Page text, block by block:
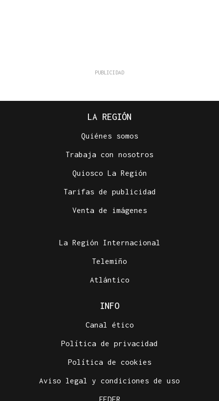
LA REGIÓN
Quiénes somos
Trabaja con nosotros
Quiosco La Región
Tarifas de publicidad
Venta de imágenes
La Región Internacional
Telemiño
Atlántico
INFO
Canal ético
Política de privacidad
Política de cookies
Aviso legal y condiciones de uso
FEDER